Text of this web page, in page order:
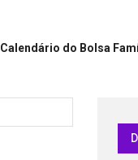
Calendário do Bolsa